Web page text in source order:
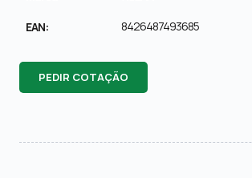
EAN: 8426487493685
PEDIR COTAÇÃO